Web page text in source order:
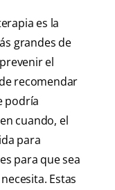
es la
grandes de
el
recomendar
podría
cuando, el
para
para que sea
Estas